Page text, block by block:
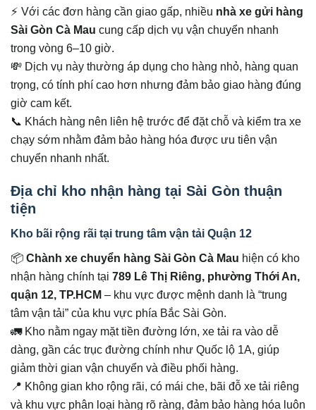
⚡ Với các đơn hàng cần giao gấp, nhiều nhà xe gửi hàng
Sài Gòn Cà Mau cung cấp dịch vụ vận chuyển nhanh
trong vòng 6–10 giờ.
💸 Dịch vụ này thường áp dụng cho hàng nhỏ, hàng quan
trọng, có tính phí cao hơn nhưng đảm bảo giao hàng đúng
giờ cam kết.
📞 Khách hàng nên liên hệ trước để đặt chỗ và kiểm tra xe
chạy sớm nhằm đảm bảo hàng hóa được ưu tiên vận
chuyển nhanh nhất.
Địa chỉ kho nhận hàng tại Sài Gòn thuận
tiện
Kho bãi rộng rãi tại trung tâm vận tải Quận 12
📦 Chành xe chuyển hàng Sài Gòn Cà Mau hiện có kho
nhận hàng chính tại 789 Lê Thị Riêng, phường Thới An,
quận 12, TP.HCM – khu vực được mệnh danh là “trung
tâm vận tải” của khu vực phía Bắc Sài Gòn.
🚛 Kho nằm ngay mặt tiền đường lớn, xe tải ra vào dễ
dàng, gần các trục đường chính như Quốc lộ 1A, giúp
giảm thời gian vận chuyển và điều phối hàng.
📍 Không gian kho rộng rãi, có mái che, bãi đỗ xe tải riêng
và khu vực phân loại hàng rõ ràng, đảm bảo hàng hóa luôn